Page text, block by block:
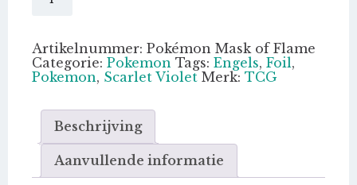
Mask
-
Japans
aantal
Artikelnummer: Pokémon Mask of Flame
Categorie: Pokemon Tags: Engels, Foil,
Pokemon, Scarlet Violet Merk: TCG
Beschrijving
Aanvullende informatie